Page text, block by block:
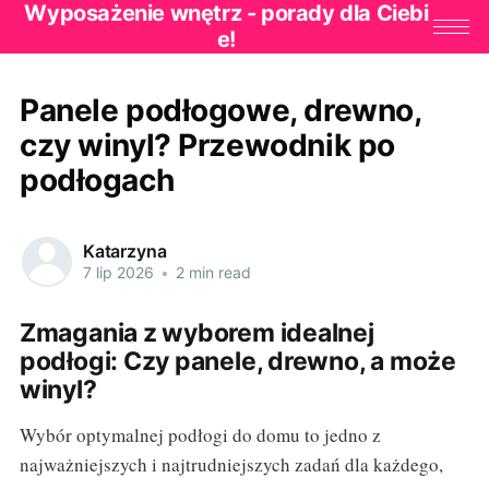
Wyposażenie wnętrz - porady dla Ciebi
e!
Panele podłogowe, drewno,
czy winyl? Przewodnik po
podłogach
Katarzyna
7 lip 2026 • 2 min read
Zmagania z wyborem idealnej
podłogi: Czy panele, drewno, a może
winyl?
Wybór optymalnej podłogi do domu to jedno z
najważniejszych i najtrudniejszych zadań dla każdego,